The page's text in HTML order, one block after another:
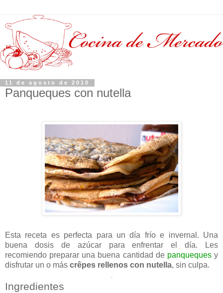
11 de agosto de 2010
Panqueques con nutella
Esta receta es perfecta para un día frío e invernal. Una
buena dosis de azúcar para enfrentar el día. Les
recomiendo preparar una buena cantidad de panquequesy
disfrutar un o más crêpes rellenos con nutella, sin culpa.
.
Ingredientes